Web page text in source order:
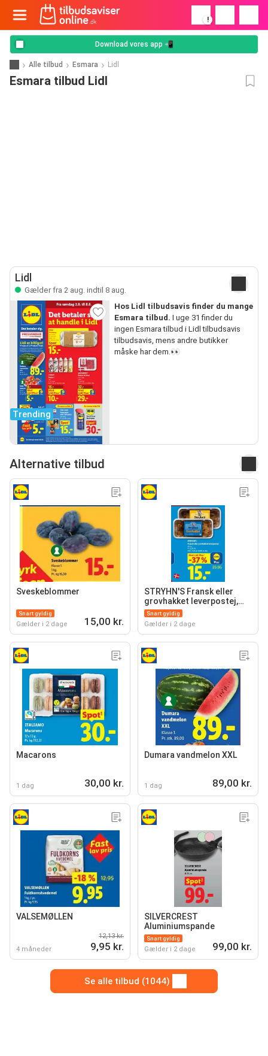
!
Download vores app 📲
Alle tilbud Esmara Lidl
Esmara tilbud Lidl
Lidl
Gælder fra 2 aug. indtil 8 aug.
Trending
Hos Lidl tilbudsavis finder du mange
Esmara tilbud. I uge 31 finder du
ingen Esmara tilbud i Lidl tilbudsavis
tilbudsavis, mens andre butikker
måske har dem.👀
Alternative tilbud
Sveskeblommer
Snart gyldig
Gælder i 2 dage 15,00 kr.
STRYHN'S Fransk eller
grovhakket leverpostej,
App-pris
Snart gyldig
Gælder i 2 dage
Macarons
1 dag 30,00 kr.
Dumara vandmelon XXL
1 dag 89,00 kr.
VALSEMØLLEN
4 måneder
12,13 kr.
9,95 kr.
SILVERCREST
Aluminiumspande
Snart gyldig
Gælder i 2 dage 99,00 kr.
Se alle tilbud (1044)